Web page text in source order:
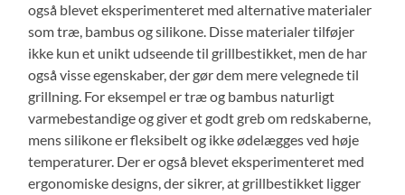
også blevet eksperimenteret med alternative materialer
som træ, bambus og silikone. Disse materialer tilføjer
ikke kun et unikt udseende til grillbestikket, men de har
også visse egenskaber, der gør dem mere velegnede til
grillning. For eksempel er træ og bambus naturligt
varmebestandige og giver et godt greb om redskaberne,
mens silikone er fleksibelt og ikke ødelægges ved høje
temperaturer. Der er også blevet eksperimenteret med
ergonomiske designs, der sikrer, at grillbestikket ligger